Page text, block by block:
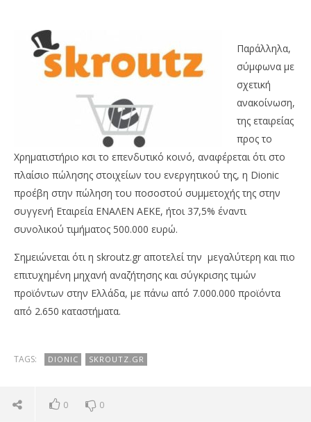
NOW VIEWING
Dionic: Συμφωνήθηκε η πώληση του 50% της
συμμετοχής της στη skroutz.gr έναντι 10 εκατ.
Online
Παράλληλα,
σύμφωνα με
σχετική
ανακοίνωση,
της εταιρείας
προς το
Χρηματιστήριο κσι το επενδυτικό κοινό, αναφέρεται ότι στο
πλαίσιο πώλησης στοιχείων του ενεργητικού της, η Dionic
προέβη στην πώληση του ποσοστού συμμετοχής της στην
συγγενή Εταιρεία ΕΝΑΛΕΝ ΑΕΚΕ, ήτοι 37,5% έναντι
συνολικού τιμήματος 500.000 ευρώ.
Σημειώνεται ότι η skroutz.gr αποτελεί την μεγαλύτερη και πιο
επιτυχημένη μηχανή αναζήτησης και σύγκρισης τιμών
προϊόντων στην Ελλάδα, με πάνω από 7.000.000 προϊόντα
από 2.650 καταστήματα.
TAGS: DIONIC SKROUTZ.GR
0 0